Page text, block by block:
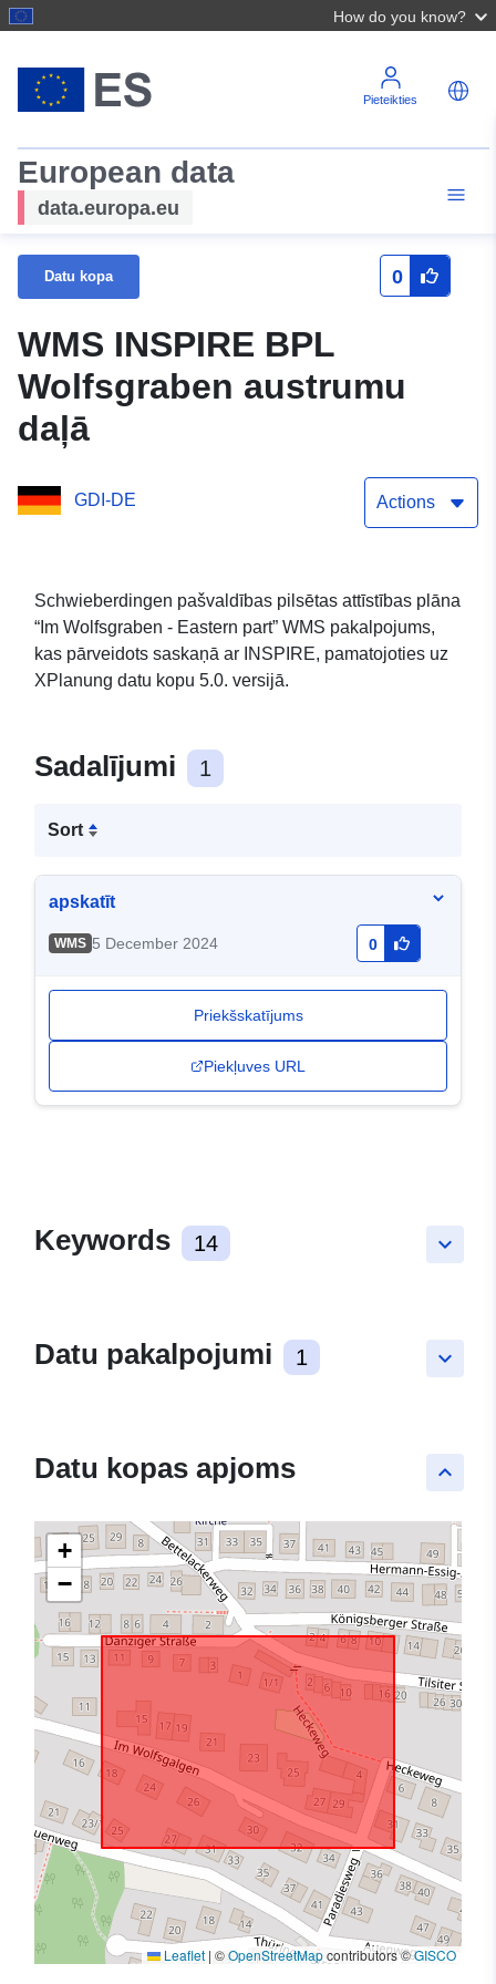
How do you know?
Pieteikties
European data
data.europa.eu
Datu kopa 0
WMS INSPIRE BPL
Wolfsgraben austrumu
daļā
GDI-DE Actions
Schwieberdingen pašvaldības pilsētas attīstības plāna
“Im Wolfsgraben - Eastern part” WMS pakalpojums,
kas pārveidots saskaņā ar INSPIRE, pamatojoties uz
XPlanung datu kopu 5.0. versijā.
Sadalījumi 1
Sort
apskatīt
WMS 5 December 2024 0
Priekšskatījums
Piekļuves URL
keyboard_arrow_down
Keywords 14
keyboard_arrow_down
Datu pakalpojumi 1
keyboard_arrow_up
Datu kopas apjoms
+
−
Leaflet | ©OpenStreetMapcontributors ©GISCO